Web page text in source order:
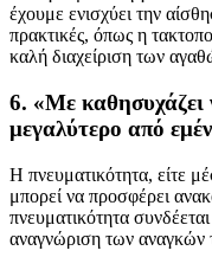
έχουμε ενισχύει την
πρακτικές, όπως η
καλή διαχείριση των
6. «Με καθησυχάζει
μεγαλύτερο από
Η πνευματικότητα, είτε
μπορεί να προσφέρει
πνευματικότητα
αναγνώριση των αναγκών